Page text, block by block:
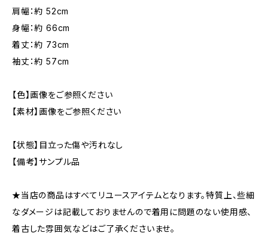
肩幅：約 52cm
身幅：約 66cm
着丈：約 73cm
袖丈：約 57cm
【色】画像をご参照ください
【素材】画像をご参照ください
【状態】目立った傷や汚れなし
【備考】サンプル品
★当店の商品はすべてリユースアイテムとなります。特質上、些細
なダメージは記載しておりませんので着用に問題のない使用感、
着古した雰囲気などはご了承くださいませ。